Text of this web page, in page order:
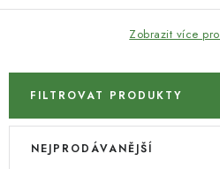
Zobrazit více
FILTROVAT PRODUKTY
V
Ř
NEJPRODÁVANĚJŠÍ